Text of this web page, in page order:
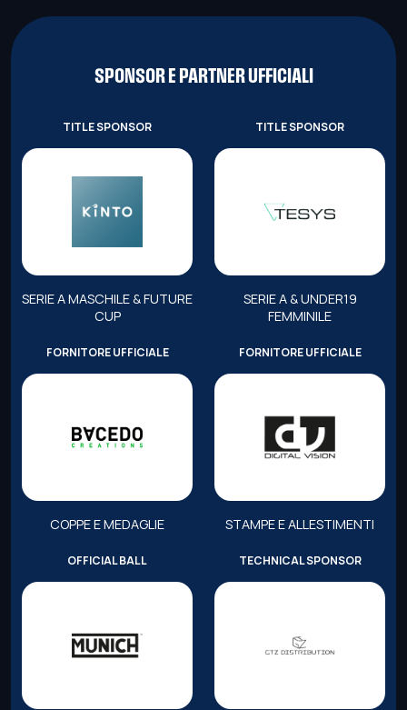
SPONSOR E PARTNER UFFICIALI
TITLE SPONSOR
SERIE A MASCHILE & FUTURE
CUP
TITLE SPONSOR
SERIE A & UNDER19
FEMMINILE
FORNITORE UFFICIALE
COPPE E MEDAGLIE
FORNITORE UFFICIALE
STAMPE E ALLESTIMENTI
OFFICIAL BALL TECHNICAL SPONSOR